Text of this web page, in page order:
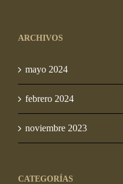
ARCHIVOS
mayo 2024
febrero 2024
noviembre 2023
CATEGORÍAS